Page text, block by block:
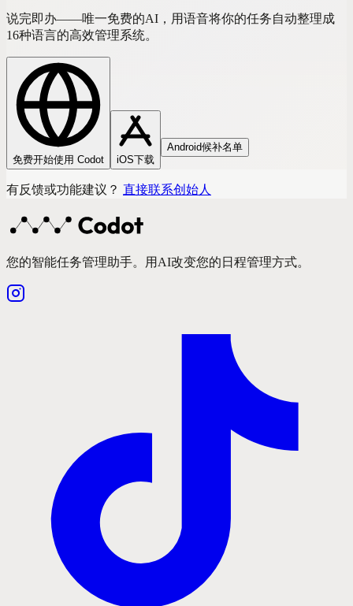
说完即办——唯一免费的AI，用语音将你的任务自动整理成
16种语言的高效管理系统。
免费开始使用 Codot iOS下载
Android候补名单
有反馈或功能建议？ 直接联系创始人
您的智能任务管理助手。用AI改变您的日程管理方式。